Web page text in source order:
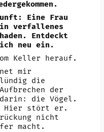
Eine Frau
verfallenes
Entdeckt
neu ein.
Keller herauf.
mir
die
der
die Vögel.
Hier stört er.
nicht
macht.